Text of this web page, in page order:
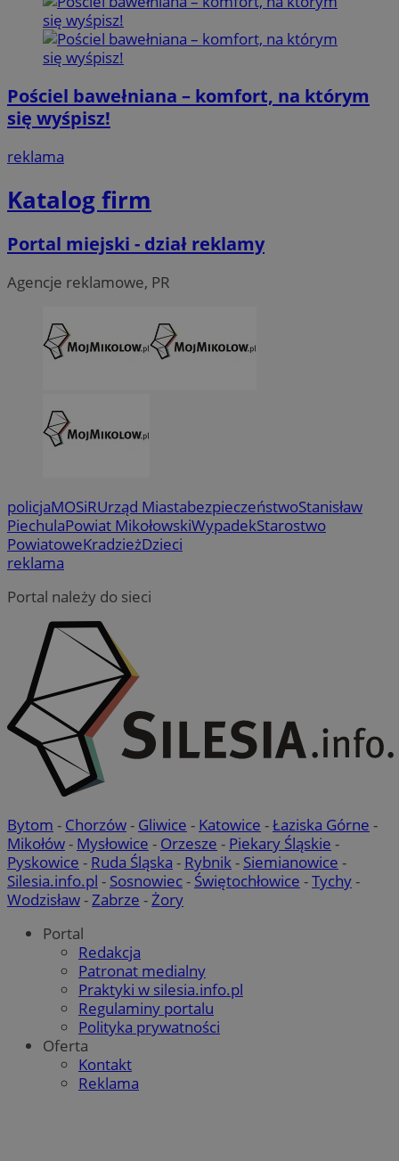
Pościel bawełniana – komfort, na którym
się wyśpisz!
reklama
Katalog firm
Portal miejski - dział reklamy
Agencje reklamowe, PR
policjaMOSiRUrząd MiastabezpieczeństwoStanisław
PiechulaPowiat MikołowskiWypadekStarostwo
PowiatoweKradzieżDzieci
reklama
Portal należy do sieci
Bytom - Chorzów- Gliwice - Katowice -Łaziska Górne -
Mikołów- Mysłowice - Orzesze - Piekary Śląskie -
Pyskowice - Ruda Śląska - Rybnik- Siemianowice -
Silesia.info.pl - Sosnowiec- Świętochłowice -Tychy-
Wodzisław-Zabrze -Żory
Portal
Redakcja
Patronat medialny
Praktyki w silesia.info.pl
Regulaminy portalu
Polityka prywatności
Oferta
Kontakt
Reklama